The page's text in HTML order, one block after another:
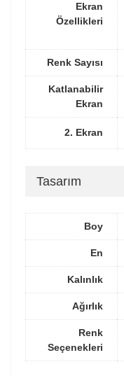
Ekran
Özellikleri
Renk Sayısı
Katlanabilir
Ekran
2. Ekran
Tasarım
Boy
En
Kalınlık
Ağırlık
Renk
Seçenekleri